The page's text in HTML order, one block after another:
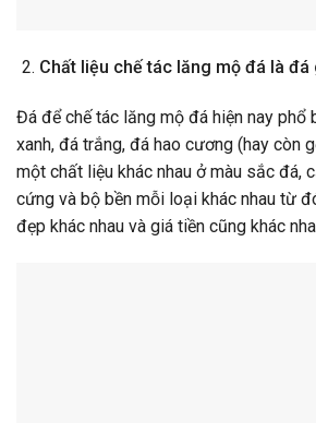
Chất liệu chế tác lăng mộ đá là đá
Đá để chế tác lăng mộ đá hiện nay phổ
xanh, đá trắng, đá hao cương (hay còn
một chất liệu khác nhau ở màu sắc đá,
cứng và bộ bền mỗi loại khác nhau từ
đẹp khác nhau và giá tiền cũng khác